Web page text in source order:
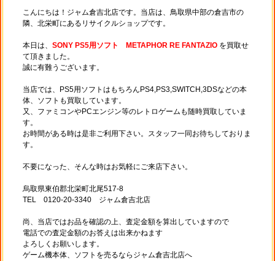
こんにちは！ジャム倉吉北店です。当店は、鳥取県中部の倉吉市の
隣、北栄町にあるリサイクルショップです。
本日は、 SONY PS5用ソフト METAPHOR RE FANTAZIO を買取せ
て頂きました。
誠に有難うございます。
当店では、PS5用ソフトはもちろんPS4,PS3,SWITCH,3DSなどの本
体、ソフトも買取しています。
又、ファミコンやPCエンジン等のレトロゲームも随時買取していま
す。
お時間がある時は是非ご利用下さい。スタッフ一同お待ちしておりま
す。
不要になった、そんな時はお気軽にご来店下さい。
烏取県東伯郡北栄町北尾517-8
TEL 0120-20-3340 ジャム倉吉北店
尚、当店ではお品を確認の上、査定金額を算出していますので
電話での査定金額のお答えは出来かねます
よろしくお願いします。
ゲーム機本体、ソフトを売るならジャム倉吉北店へ